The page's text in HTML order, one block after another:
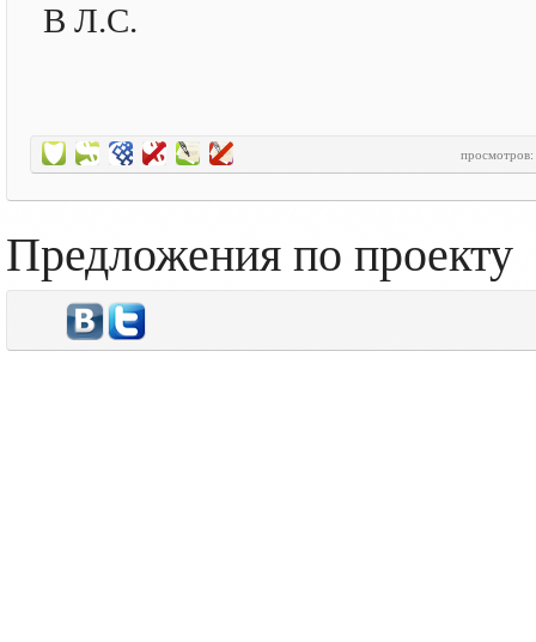
В Л.С.
просмотров:
Предложения по проекту